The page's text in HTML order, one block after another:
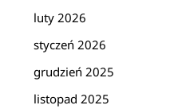
luty 2026
styczeń 2026
grudzień 2025
listopad 2025